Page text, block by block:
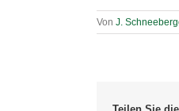
Von J.